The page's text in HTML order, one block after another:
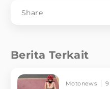
Share
Berita Terkait
Motonews